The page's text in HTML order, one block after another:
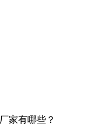
家有哪些？